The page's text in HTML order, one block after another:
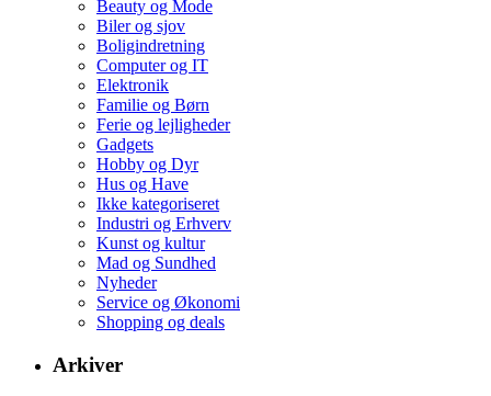
Beauty og Mode
Biler og sjov
Boligindretning
Computer og IT
Elektronik
Familie og Børn
Ferie og lejligheder
Gadgets
Hobby og Dyr
Hus og Have
Ikke kategoriseret
Industri og Erhverv
Kunst og kultur
Mad og Sundhed
Nyheder
Service og Økonomi
Shopping og deals
Arkiver